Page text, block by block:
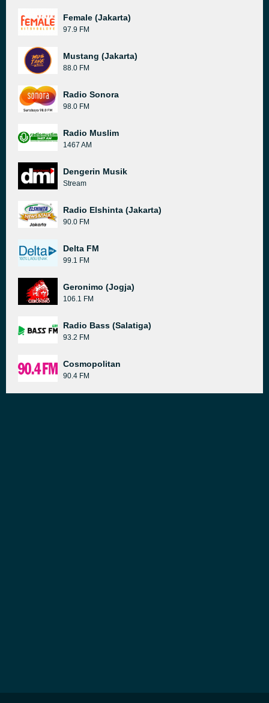
Female (Jakarta)
97.9 FM
Mustang (Jakarta)
88.0 FM
Radio Sonora
98.0 FM
Radio Muslim
1467 AM
Dengerin Musik
Stream
Radio Elshinta (Jakarta)
90.0 FM
Delta FM
99.1 FM
Geronimo (Jogja)
106.1 FM
Radio Bass (Salatiga)
93.2 FM
Cosmopolitan
90.4 FM